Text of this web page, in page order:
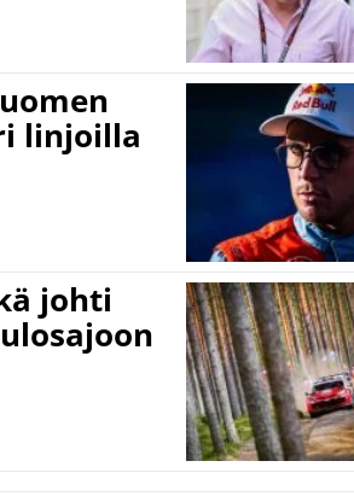
linjoilla
johti